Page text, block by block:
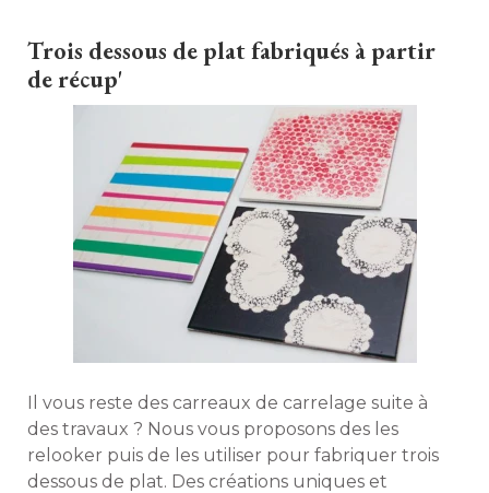
Trois dessous de plat fabriqués à partir
de récup'
Il vous reste des carreaux de carrelage suite à
des travaux ? Nous vous proposons des les
relooker puis de les utiliser pour fabriquer trois
dessous de plat. Des créations uniques et